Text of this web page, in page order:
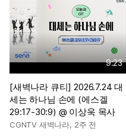
9:23
[새벽나라 큐티] 2026.7.24 대
세는 하나님 손에 (에스겔
29:17-30:9) @ 이상욱 목사
CGNTV 새벽나라, 2주 전